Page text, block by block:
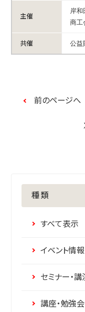
主催
岸
商工
共催 公益
前のページへ
種類
すべて表示
イベント情報
セミナー・
講座・勉強会